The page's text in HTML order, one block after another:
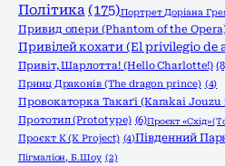
Політика (175)Портрет Доріана
Привид опери (Phantom of the
Привілей кохати (El privilegio de
Привіт, Шарлотта! (Hello Charlotte!)
Принц Драконів (The dragon prince) (4)
Провокаторка Такаґі (Karakai Jouzu
Прототип (Prototype) (6)Проєкт «Схід»
Проєкт К (K Project) (4)Південний
Пігмаліон, Б.Шоу (2)